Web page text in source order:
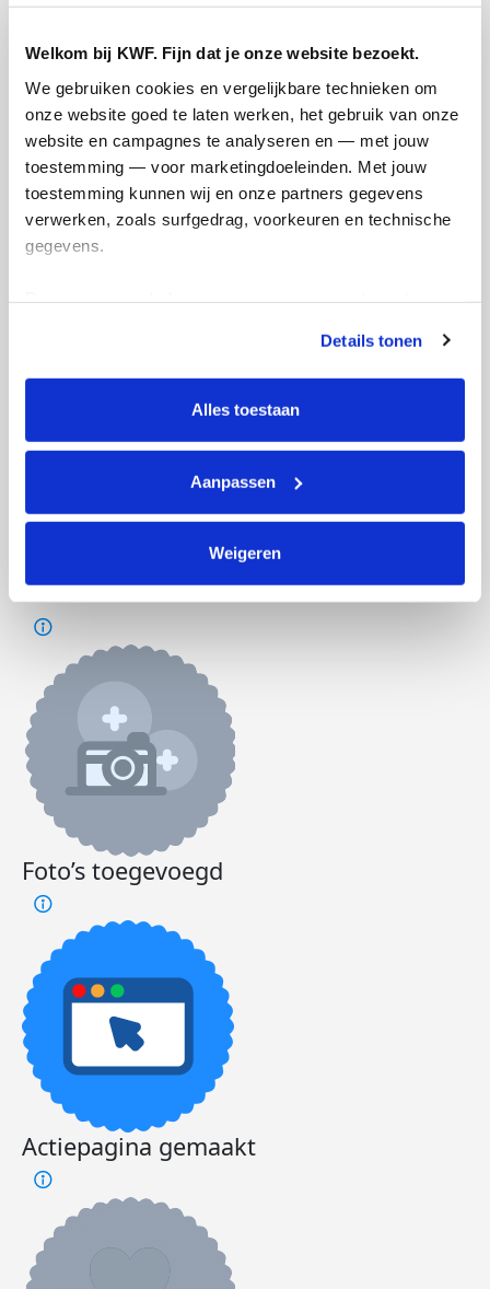
Welkom bij KWF. Fijn dat je onze website bezoekt.
We gebruiken cookies en vergelijkbare technieken om
onze website goed te laten werken, het gebruik van onze
website en campagnes te analyseren en — met jouw
toestemming — voor marketingdoeleinden. Met jouw
toestemming kunnen wij en onze partners gegevens
verwerken, zoals surfgedrag, voorkeuren en technische
gegevens.
tonen. Je kunt je toestemming op elk moment wijzigen of
intrekken via Cookie instellingen onderaan de pagina. De
lijst met cookies is te vinden in het tabblad “details”.
Details tonen
Alles toestaan
Aanpassen
Weigeren
Ik wil bijdragen aan de transactiekosten
en betaal €0.75 extra.
€15 €250
Bart's badges
Foto’s toegevoegd
Actiepagina gemaakt